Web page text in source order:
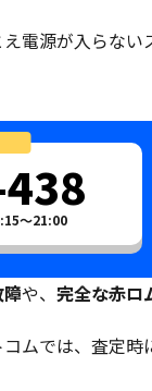
電源が入らない
～21:00
や、 完全な赤ロ
ムでは、査定